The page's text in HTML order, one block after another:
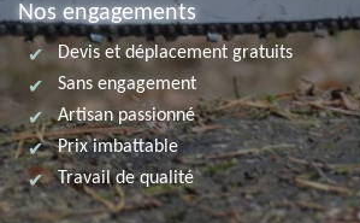
Nos engagements
Devis et déplacement gratuits
Sans engagement
Artisan passionné
Prix imbattable
Travail de qualité